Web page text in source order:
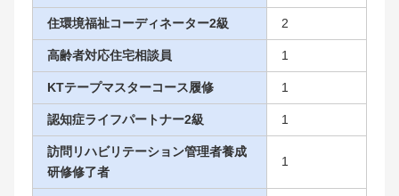
住環境福祉コーディネーター2級 2
高齢者対応住宅相談員 1
KTテープマスターコース履修 1
認知症ライフパートナー2級 1
訪問リハビリテーション管理者養成
研修修了者
1